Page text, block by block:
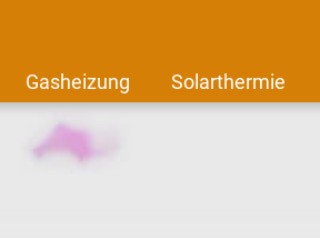
Gasheizung Solarthermie